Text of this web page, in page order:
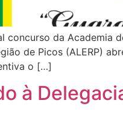
concurso da Academia
de Picos (ALERP)
o […]
à